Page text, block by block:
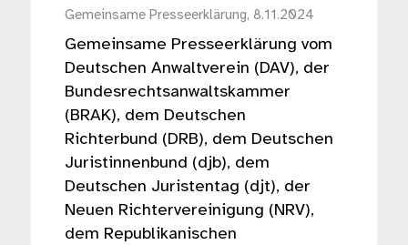
Gemeinsame Presseerklärung, 8.11.2024
Gemeinsame Presseerklärung vom
Deutschen Anwaltverein (DAV), der
Bundesrechtsanwaltskammer
(BRAK), dem Deutschen
Richterbund (DRB), dem Deutschen
Juristinnenbund (djb), dem
Deutschen Juristentag (djt), der
Neuen Richtervereinigung (NRV),
dem Republikanischen